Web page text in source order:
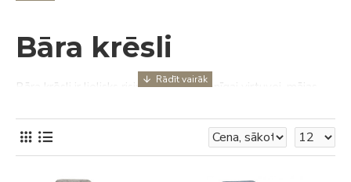
Bāra krēsli
Bāra krēsli ir lielisks risinājums mūsdienīgai virtuvei, mājas
komfortu un funkcionalitāti, piešķirot telpai eleganci un
vieglumu.
Kas raksturo labu bāra